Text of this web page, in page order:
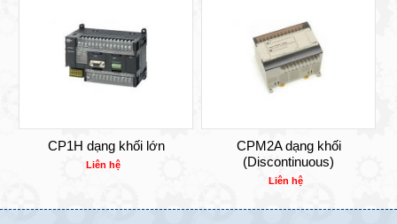
CP1H dạng khối lớn
Liên hệ
CPM2A dạng khối
(Discontinuous)
Liên hệ